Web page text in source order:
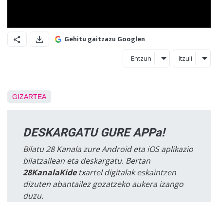
Gehitu gaitzazu Googlen
Entzun Itzuli
GIZARTEA
DESKARGATU GURE APPa!
Bilatu 28 Kanala zure Android eta iOS aplikazio
bilatzailean eta deskargatu. Bertan
28KanalaKidetxartel digitalak eskaintzen
dizuten abantailez gozatzeko aukera izango
duzu.